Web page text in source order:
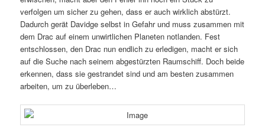
verfolgen um sicher zu gehen, dass er auch wirklich abstürzt.
Dadurch gerät Davidge selbst in Gefahr und muss zusammen mit
dem Drac auf einem unwirtlichen Planeten notlanden. Fest
entschlossen, den Drac nun endlich zu erledigen, macht er sich
auf die Suche nach seinem abgestürzten Raumschiff. Doch beide
erkennen, dass sie gestrandet sind und am besten zusammen
arbeiten, um zu überleben…